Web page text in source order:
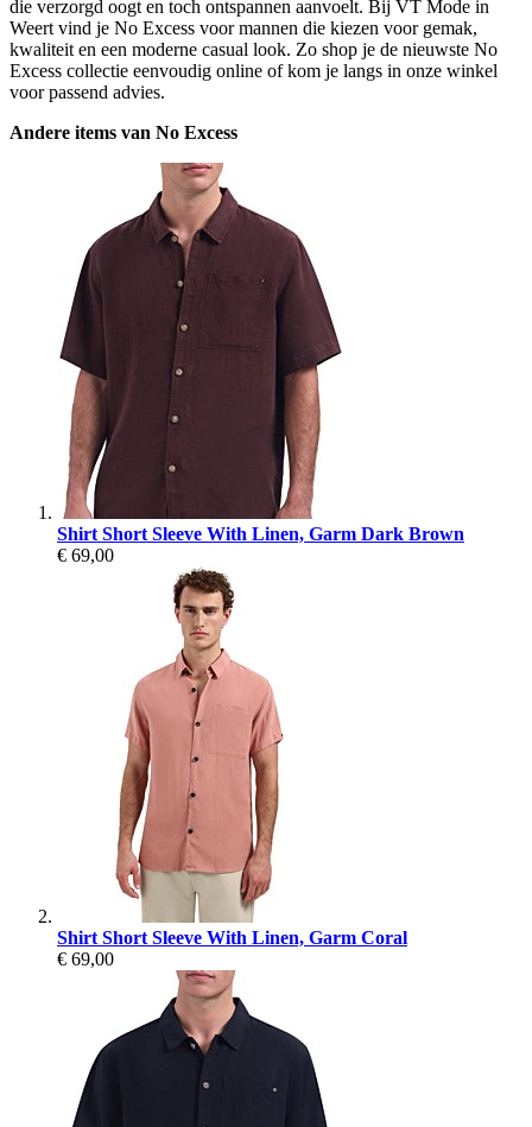
die verzorgd oogt en toch ontspannen aanvoelt. Bij VT Mode in
Weert vind je No Excess voor mannen die kiezen voor gemak,
kwaliteit en een moderne casual look. Zo shop je de nieuwste No
Excess collectie eenvoudig online of kom je langs in onze winkel
voor passend advies.
Andere items van No Excess
Shirt Short Sleeve With Linen, Garm Dark Brown
€ 69,00
Shirt Short Sleeve With Linen, Garm Coral
€ 69,00